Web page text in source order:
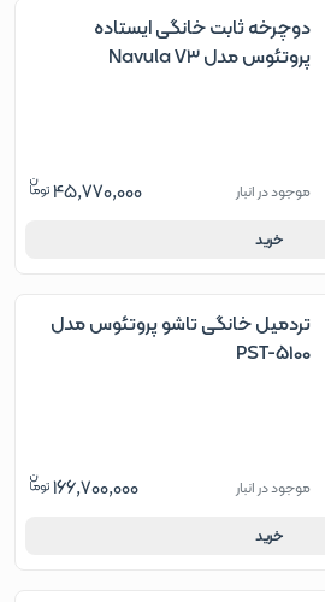
دوچرخه ثابت خانگی ایستاده
پروتئوس مدل Navula V3
موجود در انبار 45,770,000
خرید
تردمیل خانگی تاشو پروتئوس مدل
PST-5100
موجود در انبار 166,700,000
خرید